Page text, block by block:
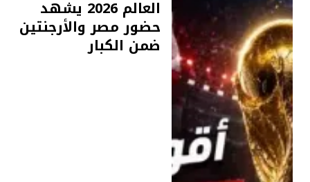
العالم 2026 يشهد
حضور مصر والأرجنتين
ضمن الكبار